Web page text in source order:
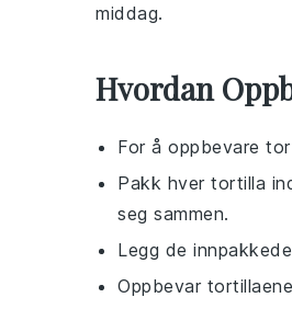
middag.
Hvordan
For å oppbevare
Pakk hver tortilla
seg sammen.
Legg de innpakkede
Oppbevar tortillaene